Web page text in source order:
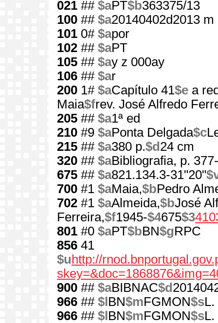
021 ## $aPT$b363375/13
100 ## $a20140402d2013
101 0# $apor
102 ## $aPT
105 ## $ay z 000ay
106 ## $ar
200 1# $aCapítulo 41$e a
Maia$frev. José Alfredo
205 ## $a1ª ed
210 #9 $aPonta Delgada$c
215 ## $a380 p.$d 24 cm
320 ## $aBibliografia, p.
675 ## $a821.134.3-31"20"
700 #1 $aMaia,$bPedro
702 #1 $aAlmeida,$bJosé
Ferreira,$f1945-$4675$3
801 #0 $aPT$bBN$gRPC
856 41
$u http://
900 ## $aBIBNAC$d
966 ## $l BN$mFGMON$sL.
966 ## $l BN$mFGMON$sL.